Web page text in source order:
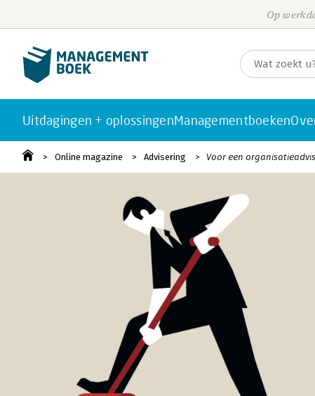
Op
Uitdagingen + oplossingenManagementboeken
Online magazine Advisering Voor een